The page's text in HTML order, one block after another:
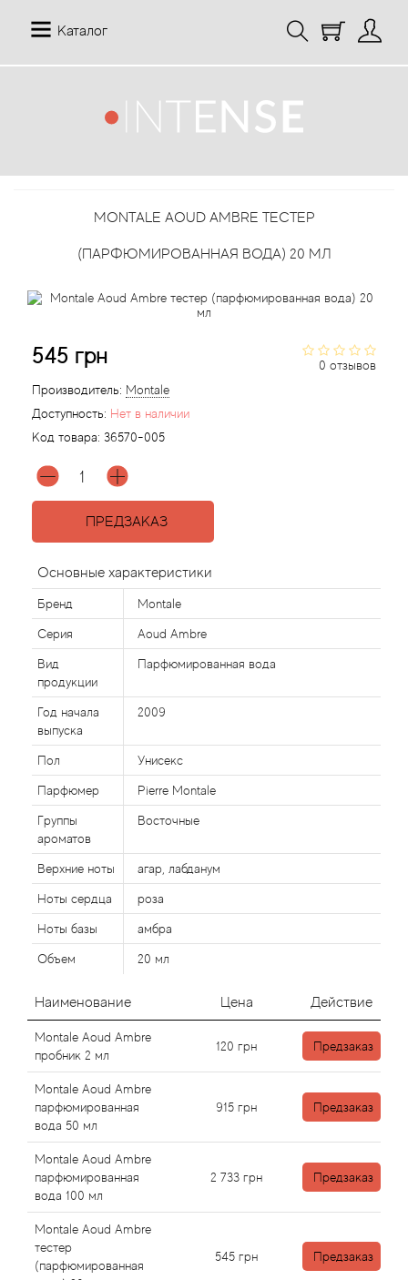
Каталог
MONTALE AOUD AMBRE ТЕСТЕР
(ПАРФЮМИРОВАННАЯ ВОДА) 20 МЛ
0 отзывов
545 грн
Производитель: Montale
Доступность: Нет в наличии
Код товара: 36570-005
ПРЕДЗАКАЗ
Основные характеристики
Бренд Montale
Серия Aoud Ambre
Вид
продукции
Парфюмированная вода
Год начала
выпуска
2009
Пол Унисекс
Парфюмер Pierre Montale
Группы
ароматов
Восточные
Верхние ноты агар, лабданум
Ноты сердца роза
Ноты базы амбра
Объем 20 мл
Наименование Цена Действие
Montale Aoud Ambre
пробник 2 мл
120 грн Предзаказ
Montale Aoud Ambre
парфюмированная
вода 50 мл
915 грн Предзаказ
Montale Aoud Ambre
парфюмированная
вода 100 мл
2 733 грн Предзаказ
Montale Aoud Ambre
тестер
(парфюмированная
545 грн Предзаказ
12 Parfumeurs Francais
19-69
27 87 Perfumes
Absolument Parfumeur
Acca Kappa
Acqua di Parma
Adidas
Aedes de Venustas
Aerin Lauder
Affinessence
Afnan
Agatha Ruiz de la Prada
Agent Provocateur
Agonist
Aigner
Aj Arabia (Widian)
Ajmal
Al Haramain
Al Jazeera
Alaia Paris
Alexander McQueen
Alexandre Barthet
Alexandre J
Отзывы
Контакты
Статьи
История заказов
Рассылка новостей